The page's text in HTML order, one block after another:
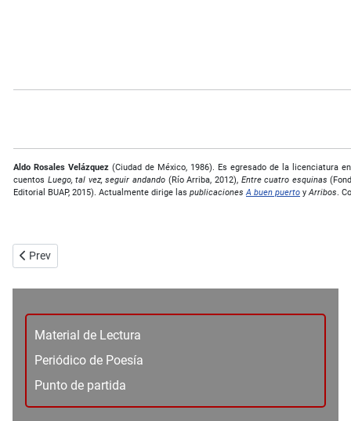
Material de Lectura
Periódico de Poesía
Punto de partida
Aldo Rosales Velázquez (Ciudad de México, 1986). Es egresado de la licenciatura
cuentos Luego, tal vez, seguir andando (Río Arriba, 2012), Entre cuatro esquinas
Editorial BUAP, 2015). Actualmente dirige las publicacionesA buen puerto yArribos.
Previous article: Ensayo en prenda - Ernesto Juárez Rechy
Prev